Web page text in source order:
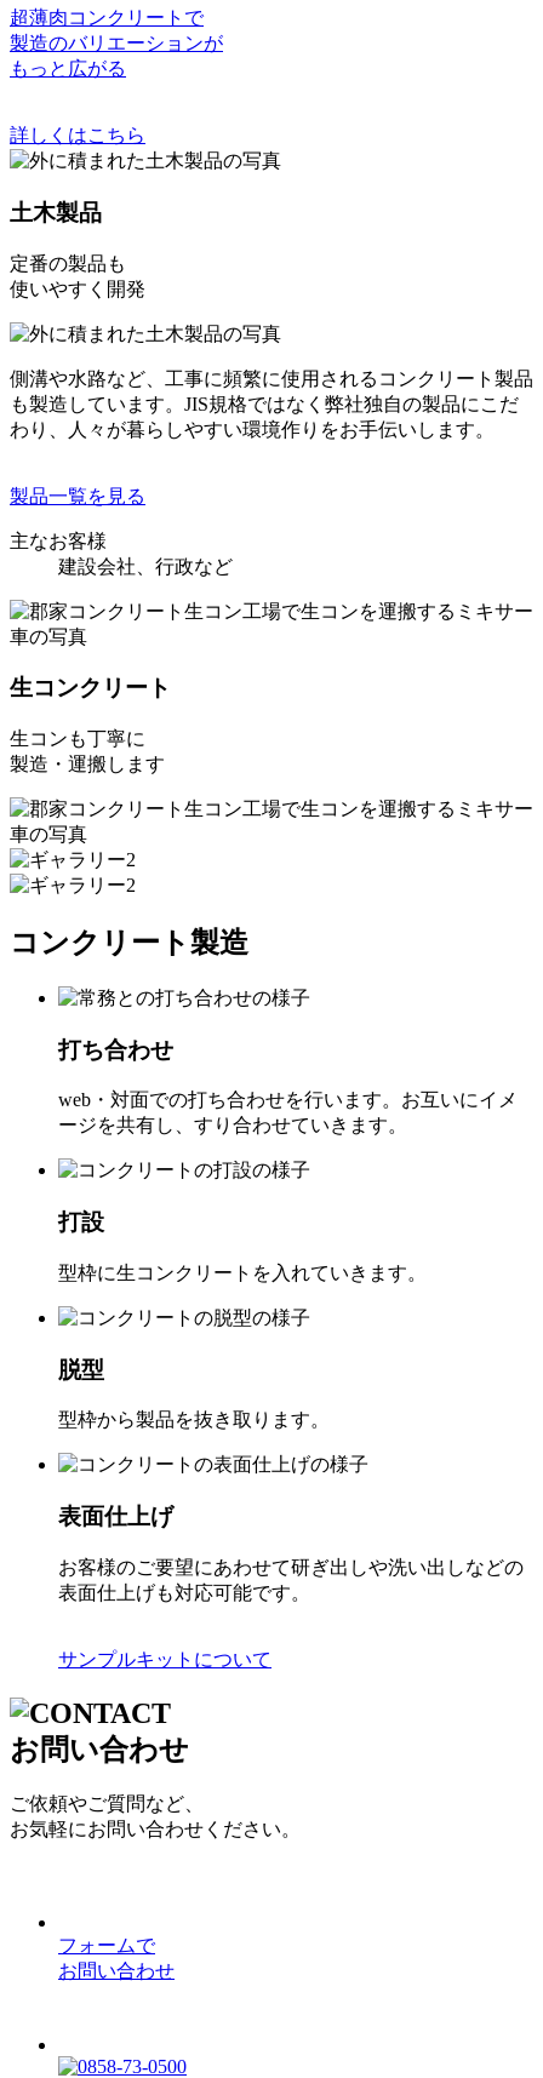
超薄肉コンクリートで
製造のバリエーションが
もっと広がる
詳しくはこちら
土木製品
定番の製品も
使いやすく開発
側溝や水路など、工事に頻繁に使用されるコンクリート製品
も製造しています。JIS規格ではなく弊社独自の製品にこだ
わり、人々が暮らしやすい環境作りをお手伝いします。
製品一覧を見る
主なお客様
建設会社、行政など
生コンクリート
生コンも丁寧に
製造・運搬します
コンクリート製造
打ち合わせ
web・対面での打ち合わせを行います。お互いにイメ
ージを共有し、すり合わせていきます。
打設
型枠に生コンクリートを入れていきます。
脱型
型枠から製品を抜き取ります。
表面仕上げ
お客様のご要望にあわせて研ぎ出しや洗い出しなどの
表面仕上げも対応可能です。
サンプルキット について
お問い合わせ
ご依頼やご質問など、
お気軽にお問い合わせください。
フォームで
お問い合わせ